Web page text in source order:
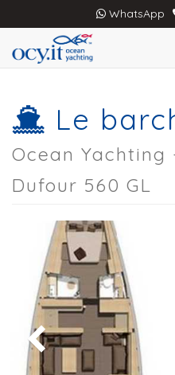
WhatsApp
Le
Ocean Yachting
Dufour 560 GL